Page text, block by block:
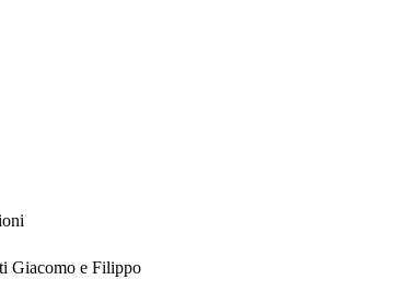
Giacomo e Filippo